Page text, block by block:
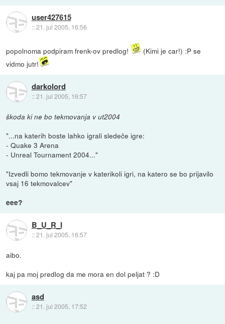
user427615
::21. jul 2005, 16:56
popolnoma podpiram frenk-ov predlog!
(Kimi je car!) :P se
vidmo jutr!
darkolord
::21. jul 2005, 16:57
škoda ki ne bo tekmovanja v ut2004
"...na katerih boste lahko igrali sledeče igre:
- Quake 3 Arena
- Unreal Tournament 2004..."
"Izvedli bomo tekmovanje v katerikoli igri, na katero se bo prijavilo
vsaj 16 tekmovalcev"
eee?
B_U_R_I
::21. jul 2005, 16:57
aibo.
kaj pa moj predlog da me mora en dol peljat ? :D
asd
::21. jul 2005, 17:52